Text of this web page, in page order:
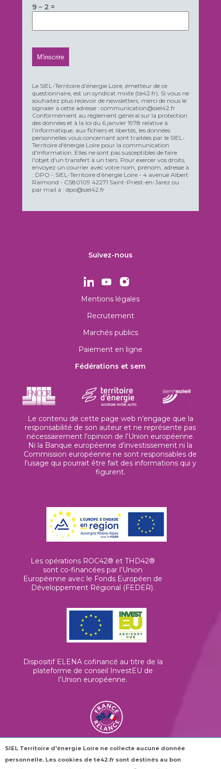
9 − 2 =
Le SIEL-Territoire d’énergie Loire, émetteur de ce
questionnaire, est un syndicat mixte (te42.fr). Si vous ne
souhaitez plus recevoir de newsletters, merci de nous le
signaler à cette adresse : communication@siel42.fr
Conformément au règlement général sur la protection
des données et à la loi du 6 janvier 1978 relative à
l’informatique, aux fichiers et libertés, les données
personnelles vous concernant sont traitées par le SIEL-
Territoire d'énergie Loire pour la communication
d'information. Elles ne sont pas susceptibles de faire
l'objet d'un transfert à un tiers. Pour exercer vos droits,
envoyez un courrier avec votre nom, prénom, adresse à
: DPO - SIEL-Territoire d’énergie Loire - 4 avenue Albert
Raimond - CS80109 42271 Saint-Priest-en-Jarez ou
par mail à : dpo@siel42.fr
Suivez-nous
Mentions légales
Recrutement
Marchés publics
Paiement en ligne
Fédérations et sem
Le contenu de cette page web n’engage que la
responsabilité de son auteur et ne représente pas
nécessairement l’opinion de l’Union européenne.
Ni la Banque européenne d’investissement ni la
Commission européenne ne sont responsables de
l’usage qui pourrait être fait des informations qui y
figurent.
Les opérations ROC42® et THD42®
sont co-financées par l’Union
Européenne avec le Fonds Européen de
Développement Régional (FEDER).
Dispositif ELENA cofinancé au titre de la
plateforme de conseil InvestEU de
l’Union européenne.
Les horloges connectées ROC42® sont
financées dans le cadre du plan France
SIEL Territoire d'énergie Loire ne collecte aucune donnée
personnelle. Les cookies de te42.fr sont destinés au bon